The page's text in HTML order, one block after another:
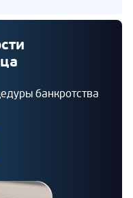
банкротства